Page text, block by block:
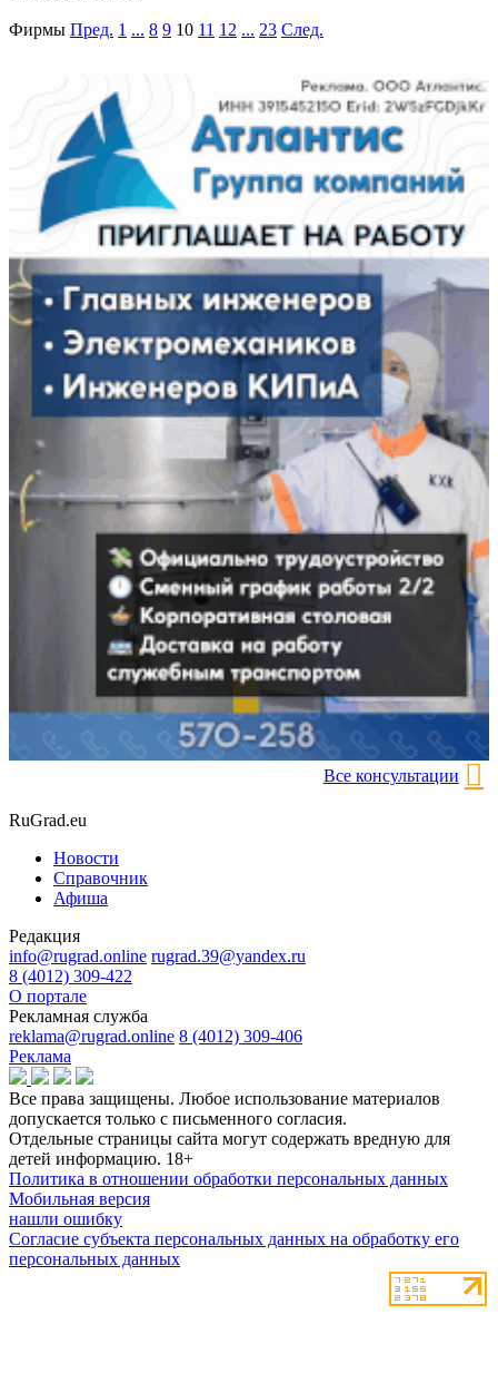
Фирмы Пред. 1 ... 8 9 10 11 12 ... 23 След.
Все консультации
RuGrad.eu
Новости
Справочник
Афиша
Редакция
info@rugrad.online rugrad.39@yandex.ru
8 (4012) 309-422
О портале
Рекламная служба
reklama@rugrad.online 8 (4012) 309-406
Реклама
Все права защищены. Любое использование материалов
допускается только с письменного согласия.
Отдельные страницы сайта могут содержать вредную для
детей информацию. 18+
Политика в отношении обработки персональных данных
Мобильная версия
нашли ошибку
Согласие субъекта персональных данных на обработку его
персональных данных